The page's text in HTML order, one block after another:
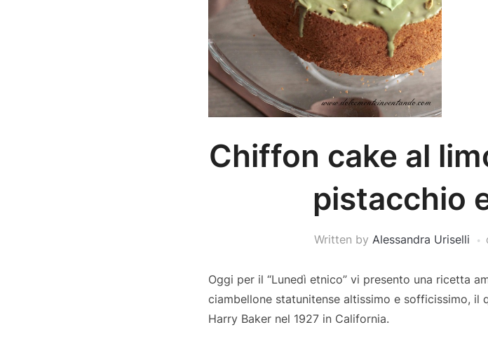
Chiffon cake al
pistacchio
Written by Alessandra Uriselli
Oggi per il “Lunedì etnico” vi presento una ricetta
ciambellone statunitense altissimo e sofficissimo,
Harry Baker nel 1927 in California.